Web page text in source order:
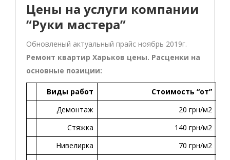
Цены на услуги компании
“Руки мастера”
Обновленый актуальный прайс ноябрь 2019г.
Ремонт квартир Харьков цены. Расценки на
основные позиции:
Виды работ
Стоимость “от”
Демонтаж
20 грн/м2
Стяжка
140 грн/м2
Нивелирка
70 грн/м2